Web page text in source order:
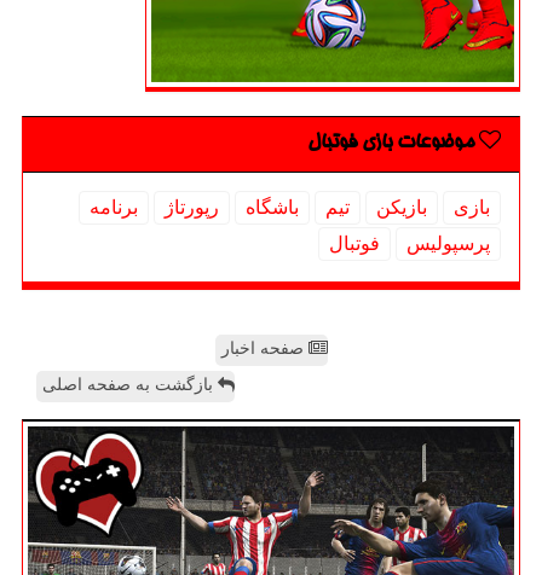
موضوعات بازی فوتبال
بازی بازیكن تیم باشگاه رپورتاژ
برنامه
پرسپولیس
فوتبال
صفحه اخبار
بازگشت به صفحه اصلی